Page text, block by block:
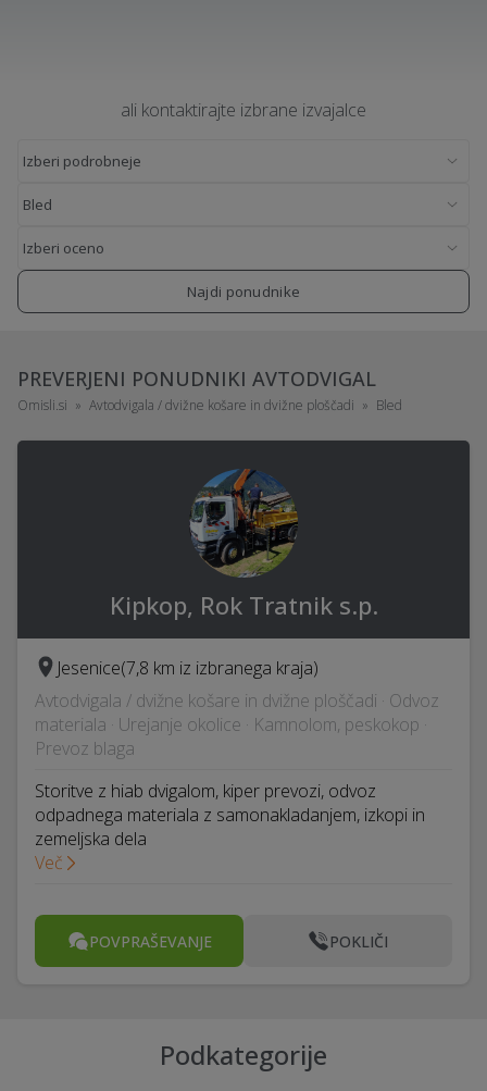
ali kontaktirajte izbrane izvajalce
Najdi ponudnike
PREVERJENI PONUDNIKI AVTODVIGAL
Omisli.si Avtodvigala / dvižne košare in dvižne ploščadi Bled
Kipkop, Rok Tratnik s.p.
Jesenice(7,8 km iz izbranega kraja)
Avtodvigala / dvižne košare in dvižne ploščadi · Odvoz
materiala · Urejanje okolice · Kamnolom, peskokop ·
Prevoz blaga
Storitve z hiab dvigalom, kiper prevozi, odvoz
odpadnega materiala z samonakladanjem, izkopi in
zemeljska dela
Več
POVPRAŠEVANJE POKLIČI
Podkategorije